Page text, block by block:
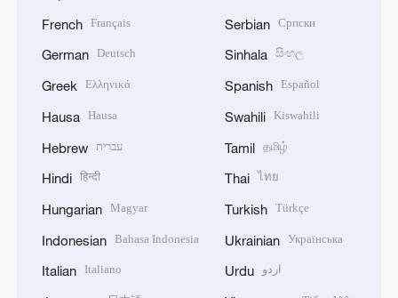
French Français
German Deutsch
Greek Ελληνικά
Hausa Hausa
Hebrew עברית
Hindi हिन्दी
Hungarian Magyar
Indonesian Bahasa Indonesia
Italian Italiano
Serbian Српски
Sinhala සිංහල
Spanish Español
Swahili Kiswahili
Tamil தமிழ்
Thai ไทย
Turkish Türkçe
Ukrainian Українська
Urdu اردو